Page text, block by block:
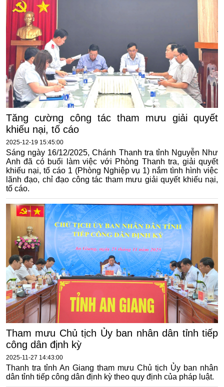
Tăng cường công tác tham mưu giải quyết
khiếu nại, tố cáo
2025-12-19 15:45:00
Sáng ngày 16/12/2025, Chánh Thanh tra tỉnh Nguyễn Như
Anh đã có buổi làm việc với Phòng Thanh tra, giải quyết
khiếu nại, tố cáo 1 (Phòng Nghiệp vụ 1) nắm tình hình việc
lãnh đạo, chỉ đạo công tác tham mưu giải quyết khiếu nại,
tố cáo.
Tham mưu Chủ tịch Ủy ban nhân dân tỉnh tiếp
công dân định kỳ
2025-11-27 14:43:00
Thanh tra tỉnh An Giang tham mưu Chủ tịch Ủy ban nhân
dân tỉnh tiếp công dân định kỳ theo quy định của pháp luật.